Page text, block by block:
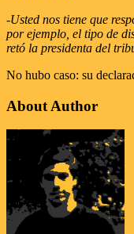
-Usted nos tiene que
por ejemplo, el tipo de
retó la presidenta del
No hubo caso: su
About Author